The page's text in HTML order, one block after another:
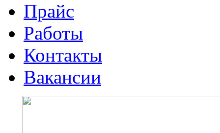
Прайс
Работы
Контакты
Вакансии